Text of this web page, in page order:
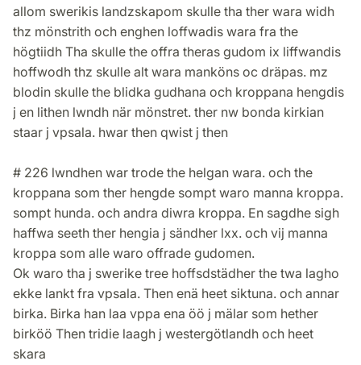
allom swerikis landzskapom skulle tha ther wara widh
thz mönstrith och enghen loffwadis wara fra the
högtiidh Tha skulle the offra theras gudom ix liffwandis
hoffwodh thz skulle alt wara manköns oc dräpas. mz
blodin skulle the blidka gudhana och kroppana hengdis
j en lithen lwndh när mönstret. ther nw bonda kirkian
staar j vpsala. hwar then qwist j then
# 226 lwndhen war trode the helgan wara. och the
kroppana som ther hengde sompt waro manna kroppa.
sompt hunda. och andra diwra kroppa. En sagdhe sigh
haffwa seeth ther hengia j sändher lxx. och vij manna
kroppa som alle waro offrade gudomen.
Ok waro tha j swerike tree hoffsdstädher the twa lagho
ekke lankt fra vpsala. Then enä heet siktuna. och annar
birka. Birka han laa vppa ena öö j mälar som hether
birköö Then tridie laagh j westergötlandh och heet
skara